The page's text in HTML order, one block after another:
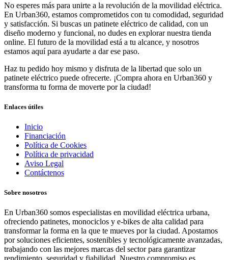
No esperes más para unirte a la revolución de la movilidad eléctrica.
En Urban360, estamos comprometidos con tu comodidad, seguridad
y satisfacción. Si buscas un patinete eléctrico de calidad, con un
diseño moderno y funcional, no dudes en explorar nuestra tienda
online. El futuro de la movilidad está a tu alcance, y nosotros
estamos aquí para ayudarte a dar ese paso.
Haz tu pedido hoy mismo y disfruta de la libertad que solo un
patinete eléctrico puede ofrecerte. ¡Compra ahora en Urban360 y
transforma tu forma de moverte por la ciudad!
Enlaces útiles
Inicio
Financiación
Política de Cookies
Política de privacidad
Aviso Legal
Contáctenos
Sobre nosotros
En Urban360 somos especialistas en movilidad eléctrica urbana,
ofreciendo patinetes, monociclos y e-bikes de alta calidad para
transformar la forma en la que te mueves por la ciudad. Apostamos
por soluciones eficientes, sostenibles y tecnológicamente avanzadas,
trabajando con las mejores marcas del sector para garantizar